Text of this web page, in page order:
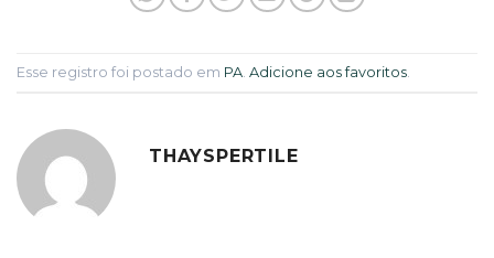
Esse registro foi postado em PA Adicione aos favoritos
THAYSPERTILE